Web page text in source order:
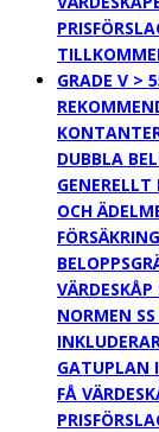
GRADE V >
DUBBLA
GENERELLT
OCH
NORMEN
GATUPLAN
FÅ